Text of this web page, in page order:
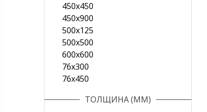
450х450
450х900
500x125
500х500
600х600
76х300
76х450
ТОЛЩИНА (ММ)